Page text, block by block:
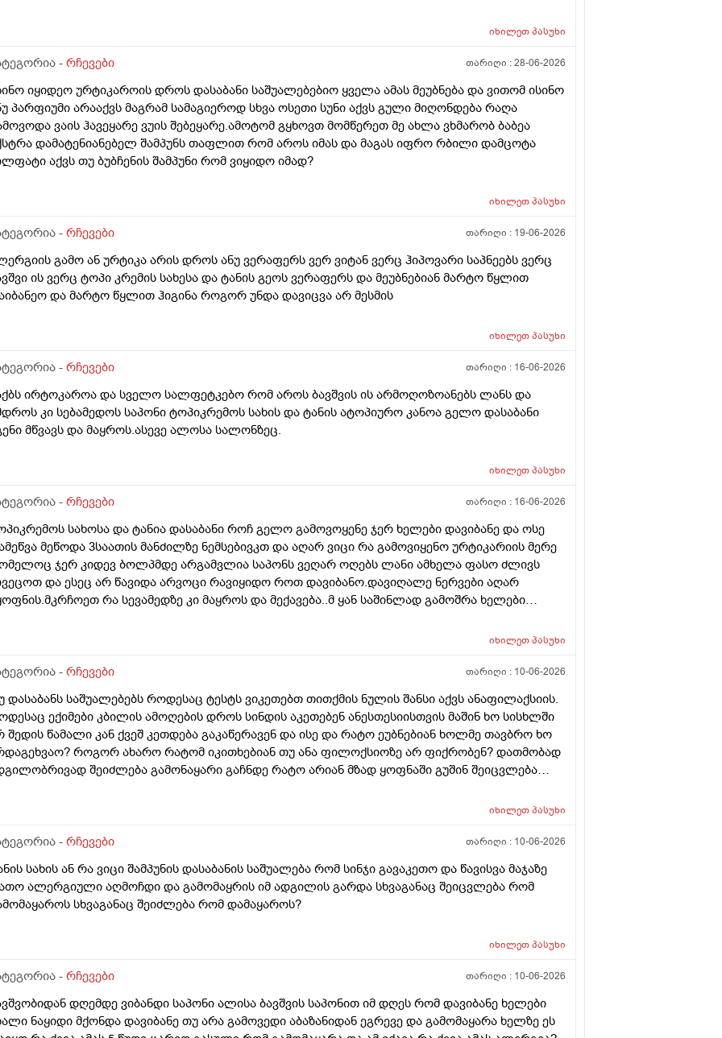
აოხმაროა და ასე მგონია ბაბე იფრო ნახია და თუ ბაბე მახლევს ქავილს ბიბჩენი იგრო
ბინჩენი უკეთესია რონელი?სხვადასხვა აქვს ბუბჩენს
იხილეთპასუხი
- რჩევები თარიღი :28-06-2026
იყიდეო ურტიკაროის დროს დასაბანი საშუალებებიო ყველა ამას მეუბნება და ვითომ ისინო
პარფიუმი არააქვს მაგრამ სამაგიეროდ სხვა ოსეთი სუნი აქვს გული მიღონდება რაღა
ვაის ჰავეყარე ვუის შებეყარე.ამოტომ გყხოვთ მომწერეთ მე ახლა ვხმარობ ბაბეა
დამატენიანებელ შამპუნს თაფლით რომ აროს იმას და მაგას იფრო რბილი დამცოტა
აქვს თუ ბუბჩენის შამპუნი რომ ვიყიდო იმად?
იხილეთპასუხი
- რჩევები თარიღი : 19-06-2026
გამო ან ურტიკა არის დროს ანუ ვერაფერს ვერ ვიტან ვერც ჰიპოვარი საპნეებს ვერც
ის ვერც ტოპი კრემის სახესა და ტანის გეოს ვერაფერს და მეუბნებიან მარტო წყლით
და მარტო წყლით ჰიგინა როგორ უნდა დავიცვა არ მესმის
იხილეთპასუხი
- რჩევები თარიღი : 16-06-2026
ირტოკაროა და სველო სალფეტკებო რომ აროს ბავშვის ის არმოღოზოანებს ლანს და
კი სებამედოს საპონი ტოპიკრემოს სახის და ტანის ატოპიურო კანოა გელო დასაბანი
მწვავს და მაყროს.ასევე ალოსა სალონზეც.
იხილეთპასუხი
- რჩევები თარიღი : 16-06-2026
სახოსა და ტანია დასაბანი როჩ გელო გამოვოყენე ჯერ ხელები დავიბანე და ოსე
მეწოდა 3საათის მანძილზე ნემსებივკთ და აღარ ვიცი რა გამოვიყენო ურტიკარიის მერე
ჯერ კიდევ ბოლპმდე არგამვლია საპონს ვეღარ ოღებს ლანი ამხელა ფასო ძლივს
და ესეც არ წავიდა არვოცი რავიყიდო როთ დავიბანო.დავიღალე ნერვები აღარ
რა სევამედზე კი მაყროს და მექავება..მ ყან საშინლად გამოშრა ხელები
იხილეთპასუხი
- რჩევები თარიღი : 10-06-2026
დასაბანს საშუალებებს როდესაც ტესტს ვიკეთებთ თითქმის ნულის შანსი აქვს ანაფილაქსიის.
ექიმები კბილის ამოღების დროს სინდის აკეთებენ ანესთესიისთვის მაშინ ხო სისხლში
შედის წამალი კან ქვეშ კეთდება გაკაწერავენ და ისე და რატო ეუბნებიან ხოლმე თავბრო ხო
როგორ ახარო რატომ იკითხებიან თუ ანა ფილოქსიოზე არ ფიქრობენ? დათმობად
შეიძლება გამონაყარი გაჩნდე რატო არიან მზად ყოფნაში გუშინ შეიცვლება
იხილეთპასუხი
- რჩევები თარიღი : 10-06-2026
სახის ან რა ვიცი შამპუნის დასაბანის საშუალება რომ სინჯი გავაკეთო და წავისვა მაჯაზე
ალერგიული აღმოჩდი და გამომაყრის იმ ადგილის გარდა სხვაგანაც შეიცვლება რომ
სხვაგანაც შეიძლება რომ დამაყაროს?
იხილეთპასუხი
- რჩევები თარიღი : 10-06-2026
დღემდე ვიბანდი საპონი ალისა ბავშვის საპონით იმ დღეს რომ დავიბანე ხელები
ნაყიდი მქონდა დავიბანე თუ არა გამოვედი აბაზანიდან ეგრევე და გამომაყარა ხელზე ეს